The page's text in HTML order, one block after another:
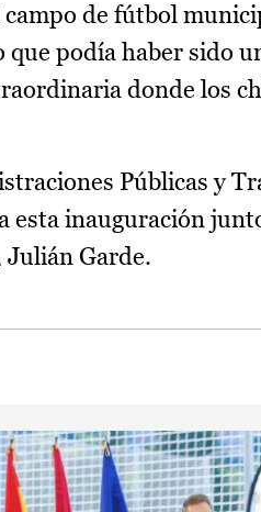
de fútbol
podía haber sido
donde los
Públicas y
esta inauguración
Julián Garde.